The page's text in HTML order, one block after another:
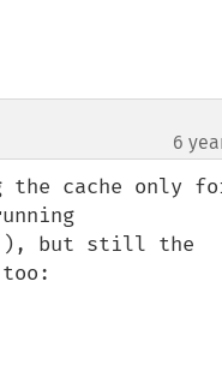
6
the cache only
but still the